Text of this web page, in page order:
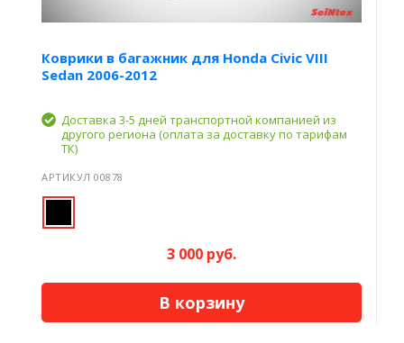
Коврики в багажник для Honda Civic VIII
Sedan 2006-2012
Доставка 3-5 дней транспортной компанией из
другого региона (оплата за доставку по тарифам
ТК)
АРТИКУЛ 00878
3 000 руб.
В корзину